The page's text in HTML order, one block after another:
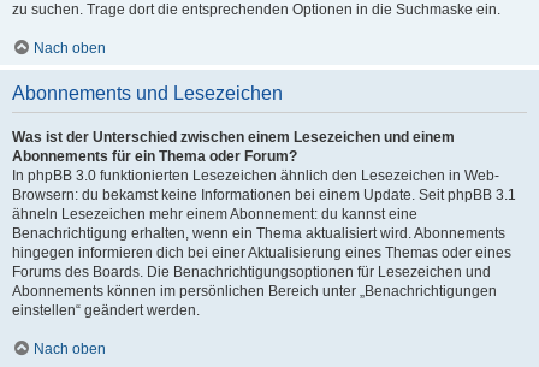
zu suchen. Trage dort die entsprechenden Optionen in die Suchmaske ein.
Nach oben
Abonnements und Lesezeichen
Was ist der Unterschied zwischen einem Lesezeichen und einem
Abonnements für ein Thema oder Forum?
In phpBB 3.0 funktionierten Lesezeichen ähnlich den Lesezeichen in Web-
Browsern: du bekamst keine Informationen bei einem Update. Seit phpBB 3.1
ähneln Lesezeichen mehr einem Abonnement: du kannst eine
Benachrichtigung erhalten, wenn ein Thema aktualisiert wird. Abonnements
hingegen informieren dich bei einer Aktualisierung eines Themas oder eines
Forums des Boards. Die Benachrichtigungsoptionen für Lesezeichen und
Abonnements können im persönlichen Bereich unter „Benachrichtigungen
einstellen“ geändert werden.
Nach oben